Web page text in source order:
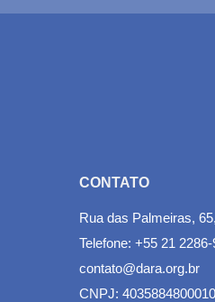
CONTATO
Rua das Palmeiras,
Telefone: +55 21
contato@dara.org.br
CNPJ: